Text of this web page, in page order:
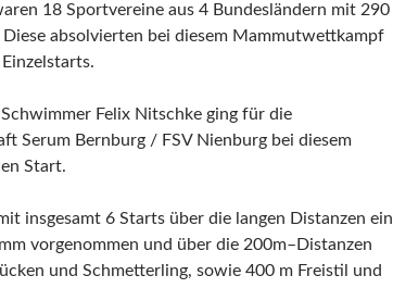
18 Sportvereine aus 4 Bundesländern mit 290
absolvierten bei diesem Mammutwettkampf
Felix Nitschke ging für die
Serum Bernburg / FSV Nienburg bei diesem
Start.
insgesamt 6 Starts über die langen Distanzen ein
vorgenommen und über die 200m–Distanzen
und Schmetterling, sowie 400 m Freistil und